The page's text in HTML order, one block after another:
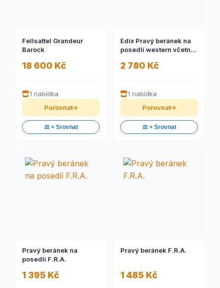
Fellsattel Grandeur
Barock
18 600 Kč
1 nabídka
Porovnat
⚖️ + Srovnat
Edix Pravý beránek na
posedlí western včetně
2 780 Kč
1 nabídka
Porovnat
⚖️ + Srovnat
Pravý beránek na
posedlí F.R.A.
1 395 Kč
Pravý beránek F.R.A.
1 485 Kč